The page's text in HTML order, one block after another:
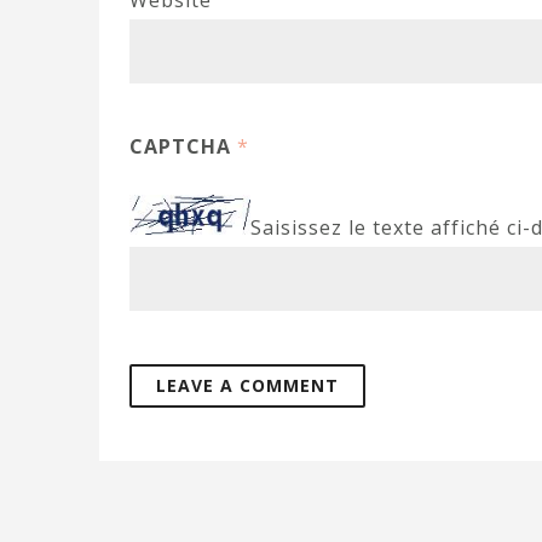
CAPTCHA *
Saisissez le texte affiché ci-